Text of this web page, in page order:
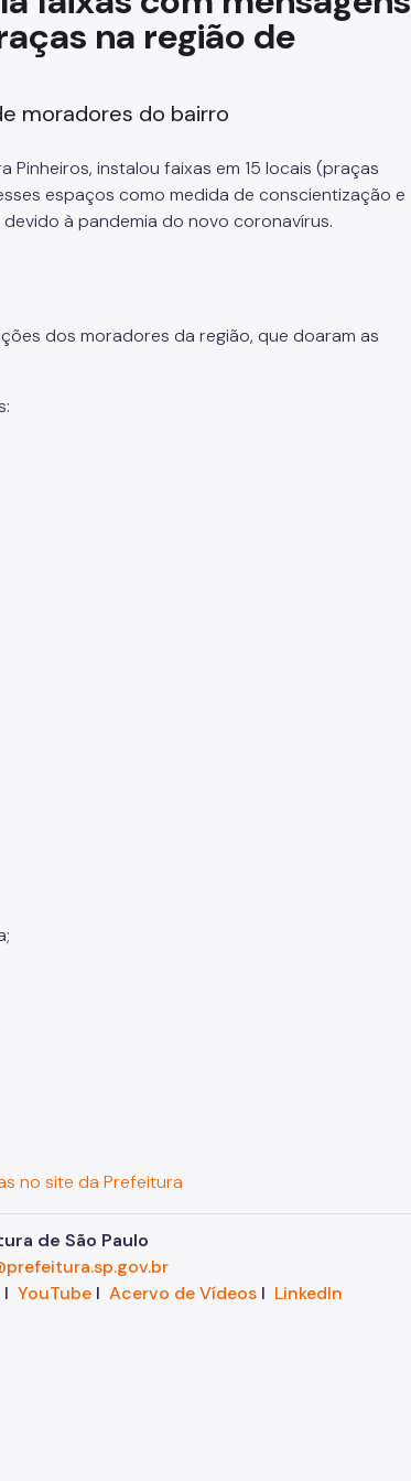
Nota do Milhão
na região de
moradores do bairro
instalou faixas em 15 locais (praças
espaços como medida de conscientização e
à pandemia do novo coronavírus.
dos moradores da região, que doaram as
no site da Prefeitura
de São Paulo
I YouTubeI Acervo de VídeosI LinkedIn